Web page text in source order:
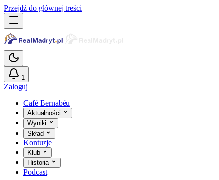
Przejdź do głównej treści
1
Zaloguj
Café Bernabéu
Aktualności
Wyniki
Skład
Kontuzje
Klub
Historia
Podcast